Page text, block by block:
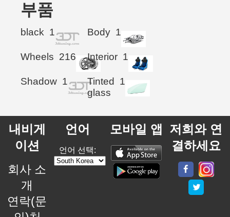
부품
black 1 Body 1
Wheels 216 Interior 1
Shadow 1
Tinted
glass
1
내비게
이션
회사 소
개
연락(문
언어
언어 선택:
모바일 앱 저희와 연
결하세요